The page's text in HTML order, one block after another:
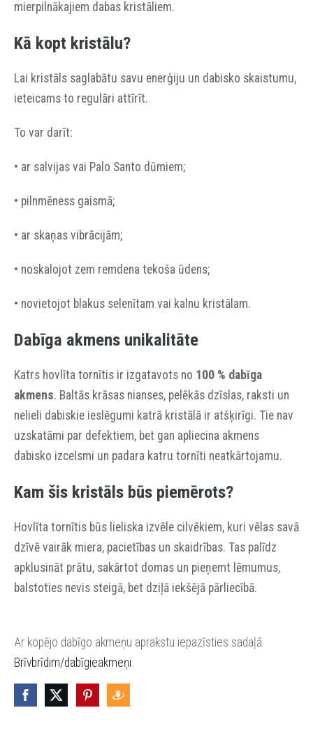
mierpilnākajiem dabas kristāliem.
Kā kopt kristālu?
Lai kristāls saglabātu savu enerģiju un dabisko skaistumu,
ieteicams to regulāri attīrīt.
To var darīt:
• ar salvijas vai Palo Santo dūmiem;
• pilnmēness gaismā;
• ar skaņas vibrācijām;
• noskalojot zem remdena tekoša ūdens;
• novietojot blakus selenītam vai kalnu kristālam.
Dabīga akmens unikalitāte
Katrs hovlīta tornītis ir izgatavots no 100 % dabīga
akmens. Baltās krāsas nianses, pelēkās dzīslas, raksti un
nelieli dabiskie ieslēgumi katrā kristālā ir atšķirīgi. Tie nav
uzskatāmi par defektiem, bet gan apliecina akmens
dabisko izcelsmi un padara katru tornīti neatkārtojamu.
Kam šis kristāls būs piemērots?
Hovlīta tornītis būs lieliska izvēle cilvēkiem, kuri vēlas savā
dzīvē vairāk miera, pacietības un skaidrības. Tas palīdz
apklusināt prātu, sakārtot domas un pieņemt lēmumus,
balstoties nevis steigā, bet dziļā iekšējā pārliecībā.
Ar kopējo dabīgo akmeņu aprakstu iepazīsties sadaļā
Brīvbrīdim/dabīgieakmeņi